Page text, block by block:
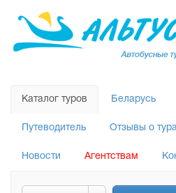
Каталог туров Беларусь
Путеводитель Отзывы о
Новости Агентствам